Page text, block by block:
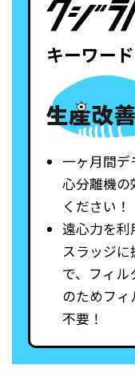
キーワード
一ヶ月間デ
心分離機の
ください！
遠心力を利
スラッジ
で、フィル
のためフィ
不要！